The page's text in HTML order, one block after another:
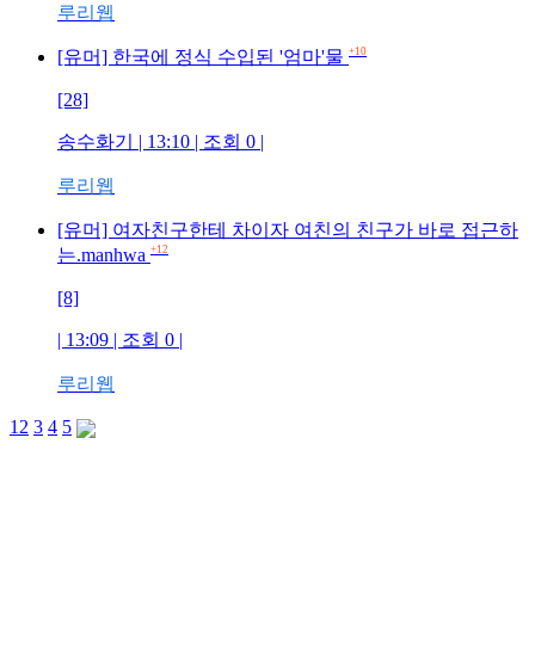
루리웹
[유머] 한국에 정식 수입된 '엄마'물 +10
[28]
송수화기 | 13:10 | 조회 0 |
루리웹
[유머] 여자친구한테 차이자 여친의 친구가 바로 접근하
는.manhwa +12
[8]
| 13:09 | 조회 0 |
루리웹
1 2 3 4 5